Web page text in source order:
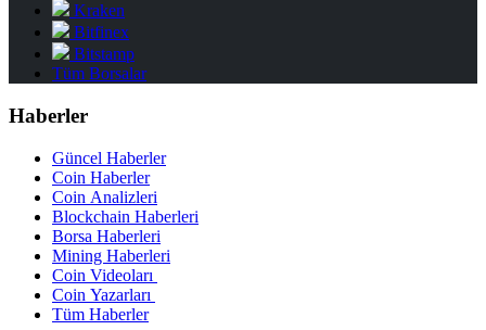
Kraken
Bitfinex
Bitstamp
Tüm Borsalar
Haberler
Güncel Haberler
Coin Haberler
Coin Analizleri
Blockchain Haberleri
Borsa Haberleri
Mining Haberleri
Coin Videoları
Coin Yazarları
Tüm Haberler